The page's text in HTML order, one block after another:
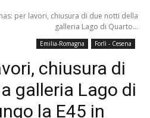
per lavori, chiusura di due notti della
galleria Lago di Quarto...
Emilia-Romagna Forlì - Cesena
chiusura di
galleria Lago di
la E45 in